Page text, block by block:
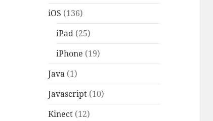
iOS (136)
iPad (25)
iPhone (19)
Java (1)
Javascript (10)
Kinect (12)